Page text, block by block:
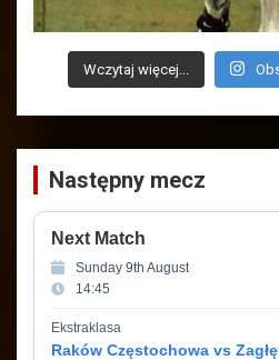
Wczytaj więcej...
Następny mecz
Next Match
Sunday 9th August
14:45
Ekstraklasa
Raków Częstochowa vs